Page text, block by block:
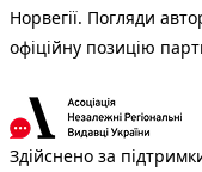
Норвегії. Погляди
офіційну позицію
Здійснено за